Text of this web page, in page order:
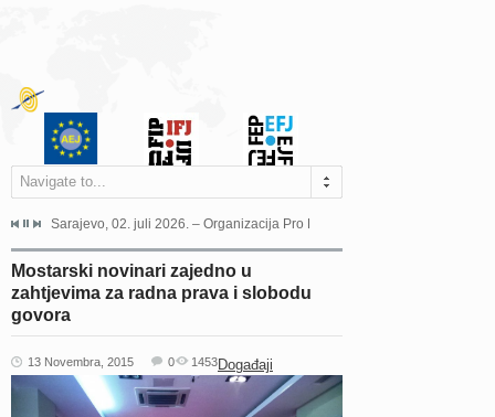
Navigate to...
Grada Sarajeva povodom Dana Sarajeva dugogodišnjoj...
Sarajevo, 02. juli 2026. – Organizacija Pro Educa juče je uspješno
Mostarski novinari zajedno u
zahtjevima za radna prava i slobodu
govora
13 Novembra, 2015 Događaji
0 1453